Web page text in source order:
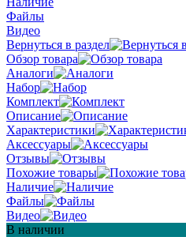
Файлы
Видео
Вернуться в раздел
Обзор товара
Аналоги
Набор
Комплект
Описание
Характеристики
Аксессуары
Отзывы
Похожие товары
Наличие
Файлы
Видео
В наличии